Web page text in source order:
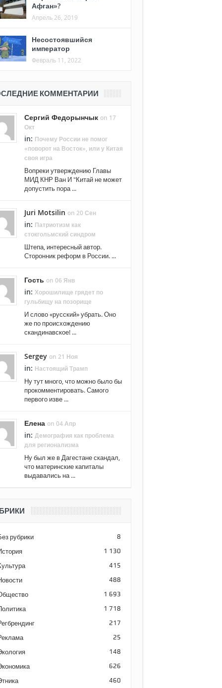
Афган»?
Апрель 26, 2019
Несостоявшийся
император
Февраль 11, 2022
КОММЕНТАРИИ
Сергий Федорынчык on 17
Окт
in: Почему России не помог
«поворот на Восток», или у Китая
своя игра
Вопреки утверждению Главы
МИД КНР Ван И "Китай не может
допустить пора ...
Juri Motsilin on 20 Сен
in: Патриотизм как
стокгольмский синдром
Штепа, интересный автор.
Сторонник реформ в России. ...
Гость on 06 Янв
in: Хорошилище грядет по
гульбищу на позорище
И слово «русский» убрать. Оно
же по происхождению
скандинавское! ...
Sergey on 21 Ноя
in: Настоящий Трамп
Ну тут много, что можно было бы
прокомментировать. Самого
первого изве ...
Елена on 04 Апр
in: Демография как проблема
для регионализма
Ну был же в Дагестане скандал,
что материнские капиталы
выдавались на ...
рубрики 8
1 130
415
488
1 693
1 718
217
25
148
626
460